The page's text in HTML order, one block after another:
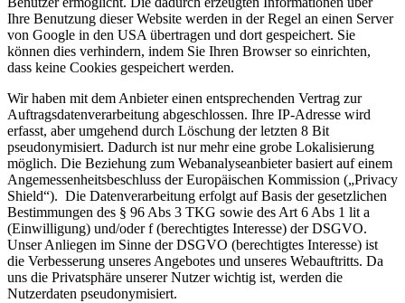
Ihre Benutzung dieser Website werden in der Regel an einen Server
von Google in den USA übertragen und dort gespeichert. Sie
können dies verhindern, indem Sie Ihren Browser so einrichten,
dass keine Cookies gespeichert werden.
Wir haben mit dem Anbieter einen entsprechenden Vertrag zur
Auftragsdatenverarbeitung abgeschlossen. Ihre IP-Adresse wird
erfasst, aber umgehend durch Löschung der letzten 8 Bit
pseudonymisiert. Dadurch ist nur mehr eine grobe Lokalisierung
möglich. Die Beziehung zum Webanalyseanbieter basiert auf einem
Angemessenheitsbeschluss der Europäischen Kommission („Privacy
Shield“). Die Datenverarbeitung erfolgt auf Basis der gesetzlichen
Bestimmungen des § 96 Abs 3 TKG sowie des Art 6 Abs 1 lit a
(Einwilligung) und/oder f (berechtigtes Interesse) der DSGVO.
Unser Anliegen im Sinne der DSGVO (berechtigtes Interesse) ist
die Verbesserung unseres Angebotes und unseres Webauftritts. Da
uns die Privatsphäre unserer Nutzer wichtig ist, werden die
Nutzerdaten pseudonymisiert.